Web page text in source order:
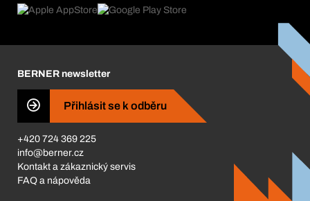
Produktový poradce
Co nás pohání
BERNER Obchod
ISO Certifikáty
Business Conduct
BERNER newsletter
Přihlásit se k odběru
+420 724 369 225
info@berner.cz
Kontakt a zákaznický servis
FAQ a nápověda